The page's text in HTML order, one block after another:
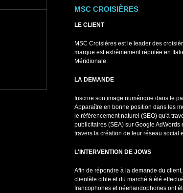
MSC CROISIÈRES
LE CLIENT
MSC Croisières est le leader des
marque est extrêmement réputée en
Méridionale.
LA DEMANDE
Inscrire son image numérique dans le
Apparaître en bonne position dans les
le référencement naturel (SEO) qu'à
publicitaires (SEA) sur Google AdWords
travers la création de leur réseau social
L'INTERVENTION DE JOWS
Afin de répondre à la demande du
clientèle cible et du marché à été
francophones et néerlandophones ont